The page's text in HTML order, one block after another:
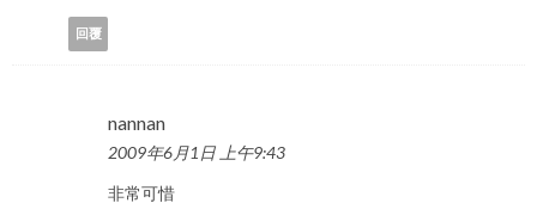
回覆
nannan
2009年6月1日 上午9:43
非常可惜